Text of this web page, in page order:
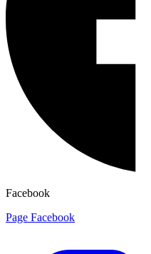
Facebook
Page Facebook